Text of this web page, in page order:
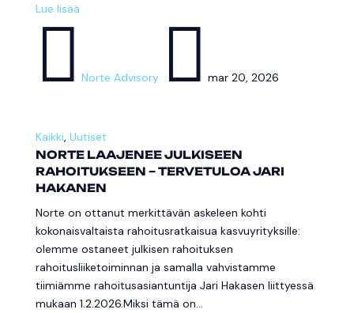
Lue lisää
 Norte Advisory  mar 20, 2026
Kaikki, Uutiset
NORTE LAAJENEE JULKISEEN
RAHOITUKSEEN – TERVETULOA JARI
HAKANEN
Norte on ottanut merkittävän askeleen kohti
kokonaisvaltaista rahoitusratkaisua kasvuyrityksille:
olemme ostaneet julkisen rahoituksen
rahoitusliiketoiminnan ja samalla vahvistamme
tiimiämme rahoitusasiantuntija Jari Hakasen liittyessä
mukaan 1.2.2026.Miksi tämä on...